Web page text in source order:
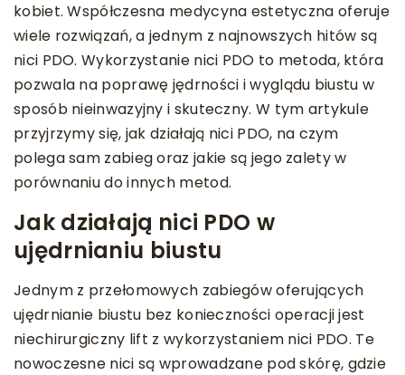
kobiet. Współczesna medycyna estetyczna oferuje
wiele rozwiązań, a jednym z najnowszych hitów są
nici PDO. Wykorzystanie nici PDO to metoda, która
pozwala na poprawę jędrności i wyglądu biustu w
sposób nieinwazyjny i skuteczny. W tym artykule
przyjrzymy się, jak działają nici PDO, na czym
polega sam zabieg oraz jakie są jego zalety w
porównaniu do innych metod.
Jak działają nici PDO w
ujędrnianiu biustu
Jednym z przełomowych zabiegów oferujących
ujędrnianie biustu bez konieczności operacji jest
niechirurgiczny lift z wykorzystaniem nici PDO. Te
nowoczesne nici są wprowadzane pod skórę, gdzie